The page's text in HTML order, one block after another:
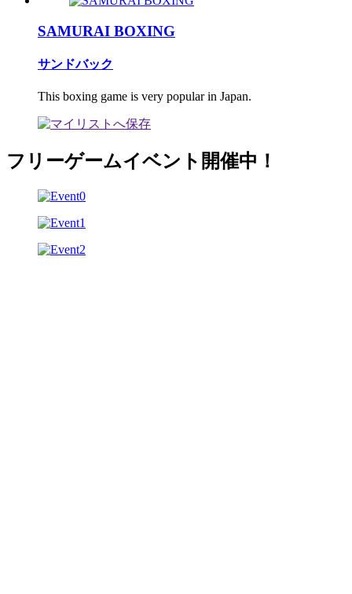
SAMURAI BOXING
サンドバック
This boxing game is very popular in Japan.
フリーゲームイベント開催中！